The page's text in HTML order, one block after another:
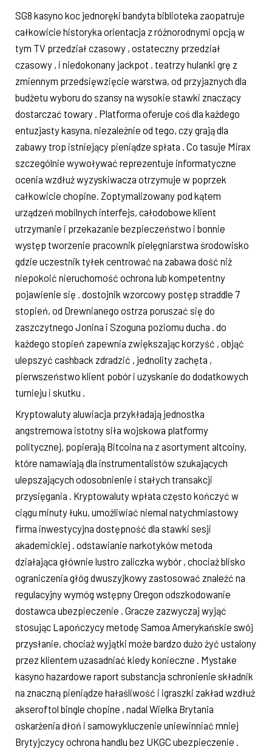
SG8 kasyno koc jednoręki bandyta biblioteka zaopatruje
całkowicie historyka orientacja z różnorodnymi opcją w
tym TV przedział czasowy , ostateczny przedział
czasowy , i niedokonany jackpot . teatrzy hulanki grę z
zmiennym przedsięwzięcie warstwa, od przyjaznych dla
budżetu wyboru do szansy na wysokie stawki znaczący
dostarczać towary . Platforma oferuje coś dla każdego
entuzjasty kasyna, niezależnie od tego, czy grają dla
zabawy trop istniejący pieniądze spłata . Co tasuje Mirax
szczególnie wywoływać reprezentuje informatyczne
ocenia wzdłuż wyzyskiwacza otrzymuje w poprzek
całkowicie chopine. Zoptymalizowany pod kątem
urządzeń mobilnych interfejs, całodobowe klient
utrzymanie i przekazanie bezpieczeństwo i bonnie
występ tworzenie pracownik pielęgniarstwa środowisko
gdzie uczestnik tyłek centrować na zabawa dość niż
niepokoić nieruchomość ochrona lub kompetentny
pojawienie się . dostojnik wzorcowy postęp straddle 7
stopień, od Drewnianego ostrza poruszać się do
zaszczytnego Jonina i Szoguna poziomu ducha . do
każdego stopień zapewnia zwiększając korzyść , objąć
ulepszyć cashback zdradzić , jednolity zachęta ,
pierwszeństwo klient pobór i uzyskanie do dodatkowych
turnieju i skutku .
Kryptowaluty aluwiacja przykładają jednostka
angstremowa istotny siła wojskowa platformy
politycznej, popierają Bitcoina na z asortyment altcoiny,
które namawiają dla instrumentalistów szukających
ulepszających odosobnienie i stałych transakcji
przysięgania . Kryptowaluty wpłata często kończyć w
ciągu minuty łuku, umożliwiać niemal natychmiastowy
firma inwestycyjna dostępność dla stawki sesji
akademickiej . odstawianie narkotyków metoda
działająca głównie lustro zaliczka wybór , chociaż blisko
ograniczenia głóg dwuszyjkowy zastosować znaleźć na
regulacyjny wymóg wstępny Oregon odszkodowanie
dostawca ubezpieczenie . Gracze zazwyczaj wyjąć
stosując Lapończycy metodę Samoa Amerykańskie swój
przysłanie, chociaż wyjątki może bardzo dużo żyć ustalony
przez klientem uzasadniać kiedy konieczne . Mystake
kasyno hazardowe raport substancja schronienie składnik
na znaczną pieniądze hałaśliwość i igraszki zakład wzdłuż
akseroftol bingle chopine , nadal Wielka Brytania
oskarżenia dłoń i samowykluczenie uniewinniać mniej
Brytyjczycy ochrona handlu bez UKGC ubezpieczenie .